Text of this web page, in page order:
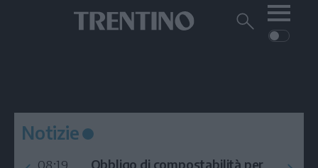
Cerca
CRONACA
GARDA
CULTURA
Notizie
Obbligo di compostabilità per